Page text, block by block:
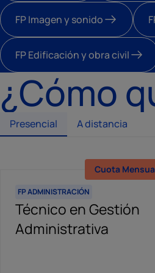
FP Imagen y sonido
FP Edificación y obra civil
¿Cómo
Presencial A distancia
Cuota
FP ADMINISTRACIÓN
Técnico en Gestión
Administrativa
Cuota
FP ADMINISTRACIÓN
Grado Medio
distancia